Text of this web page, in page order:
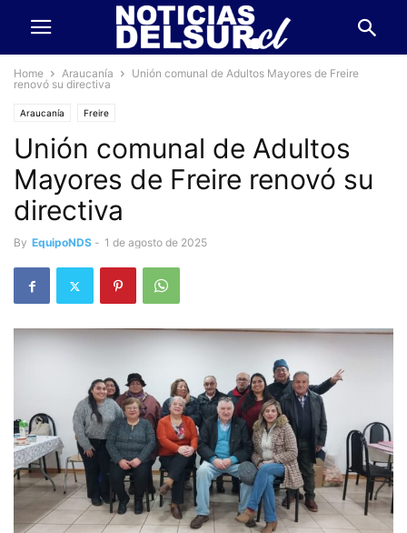
Home Araucanía
Unión comunal de Adultos Mayores de Freire
renovó su directiva
Araucanía Freire
Unión comunal de Adultos
Mayores de Freire renovó su
directiva
By EquipoNDS - 1 de agosto de 2025